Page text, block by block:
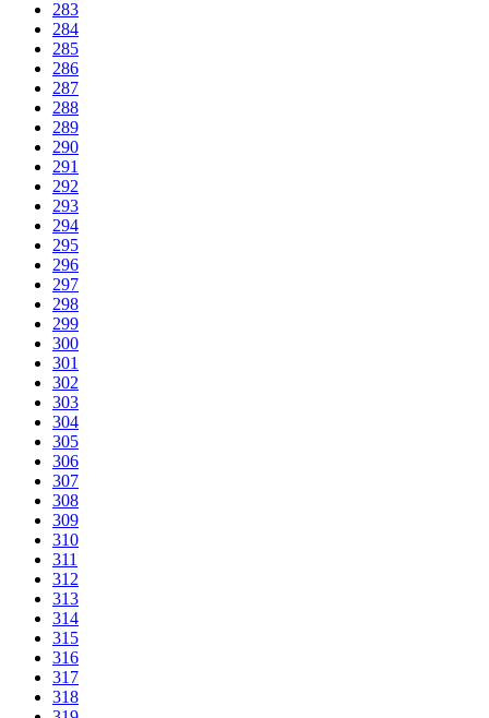
283
284
285
286
287
288
289
290
291
292
293
294
295
296
297
298
299
300
301
302
303
304
305
306
307
308
309
310
311
312
313
314
315
316
317
318